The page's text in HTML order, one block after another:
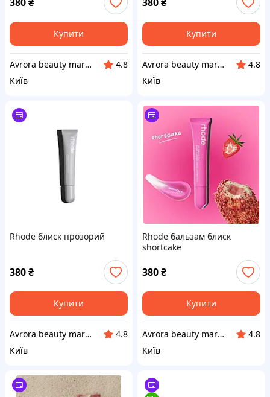
Купити
Avrora beauty market
4.8
Київ
Купити
Avrora beauty market
4.8
Київ
Rhode блиск прозорий
380₴
Купити
Avrora beauty market
4.8
Київ
Rhode бальзам блиск
shortcake
380₴
Купити
Avrora beauty market
4.8
Київ